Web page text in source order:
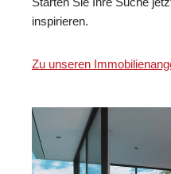
inspirieren.
Zu unseren